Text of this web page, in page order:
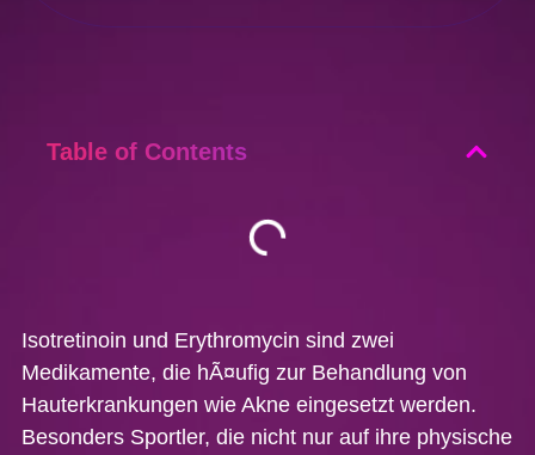
Table of Contents
Isotretinoin und Erythromycin sind zwei
Medikamente, die hÃ¤ufig zur Behandlung von
Hauterkrankungen wie Akne eingesetzt werden.
Besonders Sportler, die nicht nur auf ihre physische